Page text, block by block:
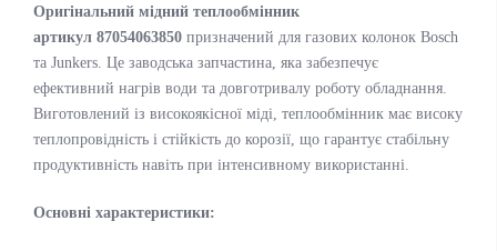
Оригінальний мідний теплообмінник
артикул 87054063850 призначений для газових колонок Bosch
та Junkers. Це заводська запчастина, яка забезпечує
ефективний нагрів води та довготривалу роботу обладнання.
Виготовлений із високоякісної міді, теплообмінник має високу
теплопровідність і стійкість до корозії, що гарантує стабільну
продуктивність навіть при інтенсивному використанні.
Основні характеристики: